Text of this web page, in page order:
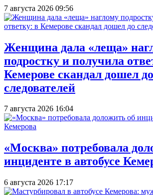
7 августа 2026 09:56
Женщина дала «леща»
подростку и получила
Кемерове скандал дошел до
следователей
7 августа 2026 16:04
«Москва» потребовала
инциденте в автобусе
6 августа 2026 17:17